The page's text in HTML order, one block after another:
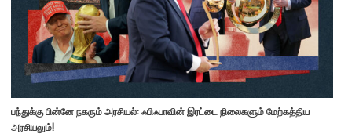
பந்துக்கு பின்னே நகரும் அரசியல்: ஃபிஃபாவின் இரட்டை நிலைகளும் மேற்கத்திய
அரசியலும்!